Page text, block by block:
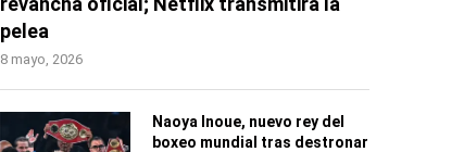
pelea
8 mayo, 2026
Naoya Inoue, nuevo rey del
boxeo mundial tras destronar